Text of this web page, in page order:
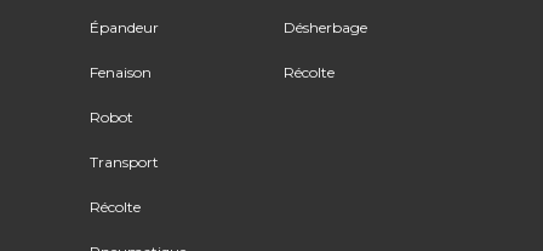
Épandeur
Fenaison
Robot
Transport
Récolte
Désherbage
Récolte